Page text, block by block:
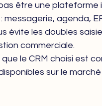
être une plateforme
messagerie, agenda,
évite les doubles
commerciale.
le CRM choisi est
sur le